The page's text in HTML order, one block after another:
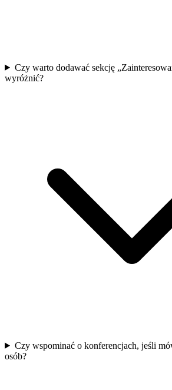
Czy warto dodawać sekcję
wyróżnić?
Czy wspominać o konferencjach, jeśli
osób?